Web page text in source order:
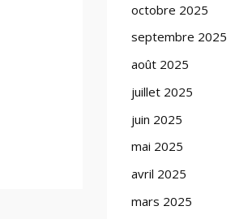
octobre 2025
septembre 2025
août 2025
juillet 2025
juin 2025
mai 2025
avril 2025
mars 2025